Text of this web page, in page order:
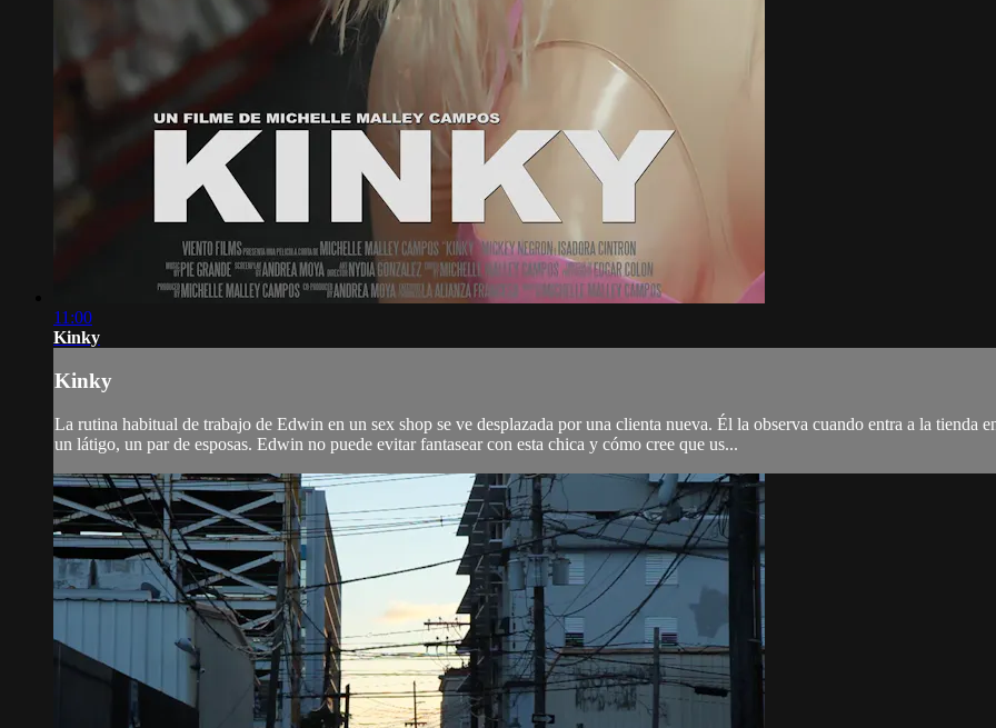
11:00
Kinky
Kinky
La rutina habitual de trabajo de Edwin en un sex shop se ve desplazada por una clienta nueva. Él la observa cuando entra a la tienda
un látigo, un par de esposas. Edwin no puede evitar fantasear con esta chica y cómo cree que us...